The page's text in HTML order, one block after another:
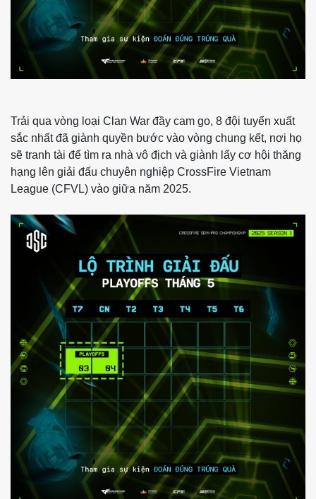
Trải qua vòng loại Clan War đầy cam go, 8 đội tuyển xuất
sắc nhất đã giành quyền bước vào vòng chung kết, nơi họ
sẽ tranh tài để tìm ra nhà vô địch và giành lấy cơ hội thăng
hạng lên giải đấu chuyên nghiệp CrossFire Vietnam
League (CFVL) vào giữa năm 2025.